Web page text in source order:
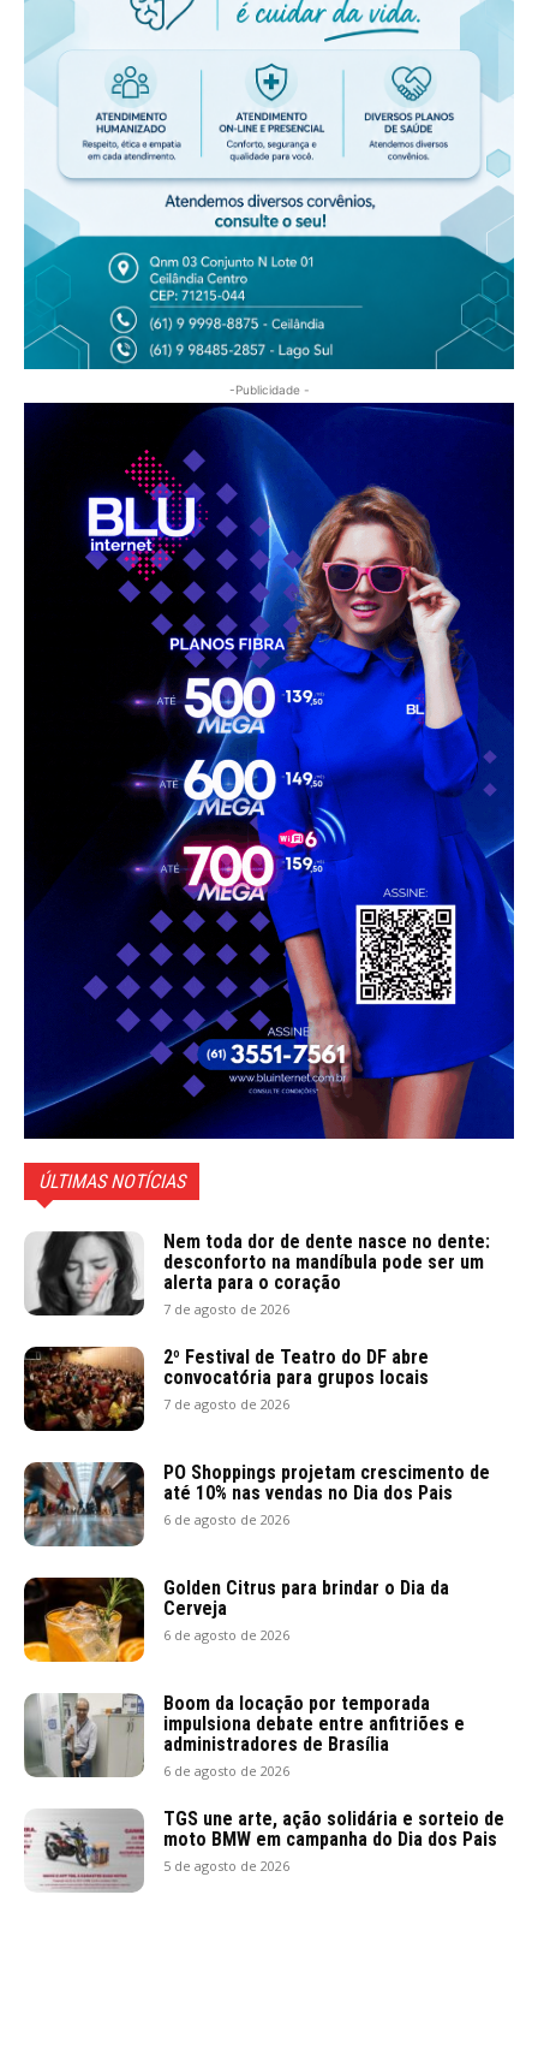
-Publicidade -
ÚLTIMAS NOTÍCIAS
Nem toda dor de dente nasce no dente:
desconforto na mandíbula pode ser um
alerta para o coração
7 de agosto de 2026
2º Festival de Teatro do DF abre
convocatória para grupos locais
7 de agosto de 2026
PO Shoppings projetam crescimento de
até 10% nas vendas no Dia dos Pais
6 de agosto de 2026
Golden Citrus para brindar o Dia da
Cerveja
6 de agosto de 2026
Boom da locação por temporada
impulsiona debate entre anfitriões e
administradores de Brasília
6 de agosto de 2026
TGS une arte, ação solidária e sorteio de
moto BMW em campanha do Dia dos Pais
5 de agosto de 2026